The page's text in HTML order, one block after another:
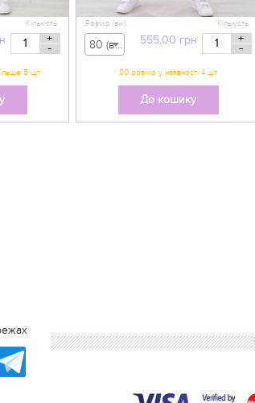
Кількість
+
- 555,00 грн
Розмір (вік)
80 (вік 9-12 міс) - 555,00 грн
Кількість
+
-
До кошику